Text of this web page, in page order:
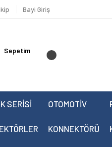
Bayi Giriş
Sepetim
SERİSİ OTOMOTİV
KONNEKTÖRÜ